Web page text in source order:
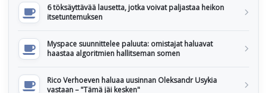
6 töksäyttävää lausetta, jotka voivat paljastaa heikon
itsetuntemuksen
Myspace suunnittelee paluuta: omistajat haluavat
haastaa algoritmien hallitseman somen
Rico Verhoeven haluaa uusinnan Oleksandr Usykia
vastaan – "Tämä jäi kesken"